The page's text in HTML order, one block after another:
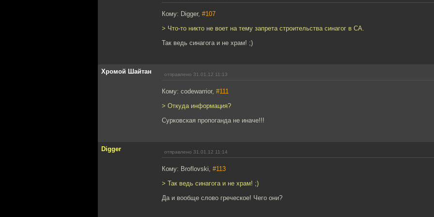
Кому: Digger, #107
> Что-то никто не воет на тему запрета строительства синагог в СА.
Так ведь синагога и не храм! ;)
Хромой Шайтан отправлено 31.01.12 11:13
Кому: codewarrior, #111
> Откуда информация?
Сурковская пропоганда не иначе!!!
Digger отправлено 31.01.12 11:14
Кому: Broflovski, #113
> Так ведь синагога и не храм! ;)
Да и вообще слово греческое! Чего они?